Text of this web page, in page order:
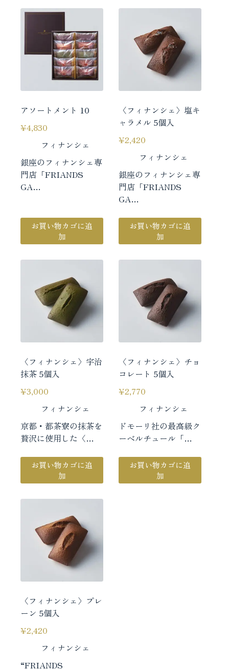
アソートメント 10
¥4,830
フィナンシェ
銀座のフィナンシェ専
門店「FRIANDS
GA…
お買い物カゴに追
加
〈フィナンシェ〉塩キ
ャラメル 5個入
¥2,420
フィナンシェ
銀座のフィナンシェ専
門店「FRIANDS
GA…
お買い物カゴに追
加
〈フィナンシェ〉宇治
抹茶 5個入
¥3,000
フィナンシェ
京都・都茶寮の抹茶を
贅沢に使用した〈…
お買い物カゴに追
加
〈フィナンシェ〉チョ
コレート 5個入
¥2,770
フィナンシェ
ドモーリ社の最高級ク
ーベルチュール「…
お買い物カゴに追
加
〈フィナンシェ〉プレ
ーン 5個入
¥2,420
フィナンシェ
“FRIANDS